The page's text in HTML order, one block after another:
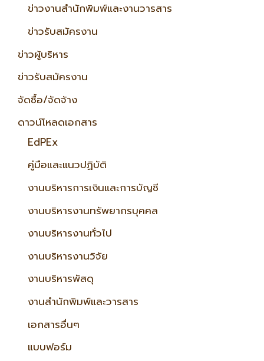
ข่าวงานสำนักพิมพ์และงานวารสาร
ข่าวรับสมัครงาน
ข่าวผู้บริหาร
ข่าวรับสมัครงาน
จัดซื้อ/จัดจ้าง
ดาวน์โหลดเอกสาร
EdPEx
คู่มือและแนวปฏิบัติ
งานบริหารการเงินและการบัญชี
งานบริหารงานทรัพยากรบุคคล
งานบริหารงานทั่วไป
งานบริหารงานวิจัย
งานบริหารพัสดุ
งานสำนักพิมพ์และวารสาร
เอกสารอื่นๆ
แบบฟอร์ม